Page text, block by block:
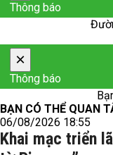
Thông báo
×
Thông báo
BẠN CÓ THỂ QUAN
06/08/2026 18:55
Khai mạc triển